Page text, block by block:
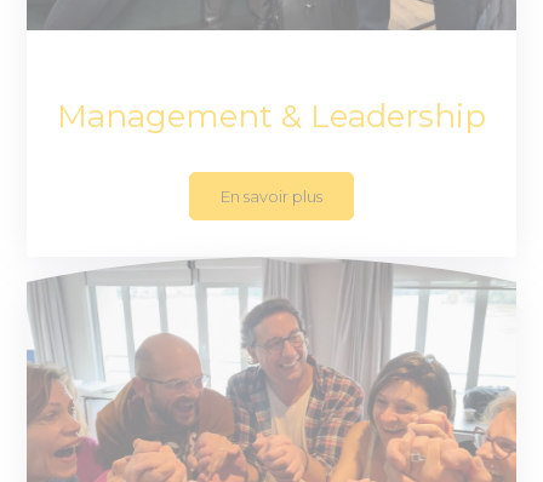
Management & Leadership
En savoir plus